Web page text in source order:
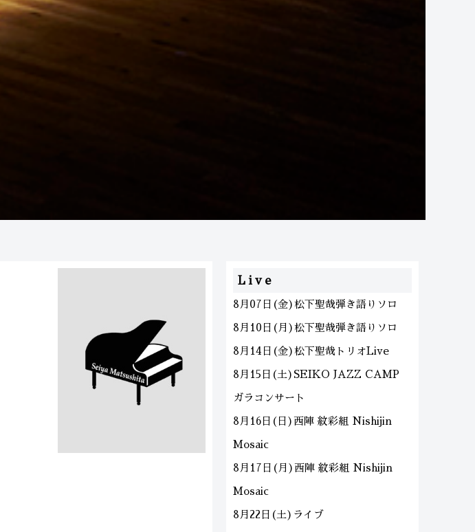
Live
8月07日(金)松下聖哉弾き語りソロ
8月10日(月)松下聖哉弾き語りソロ
8月14日(金)松下聖哉トリオLive
8月15日(土)SEIKO JAZZ CAMP
ガラコンサート
8月16日(日)西陣 紋彩組 Nishijin
Mosaic
8月17日(月)西陣 紋彩組 Nishijin
Mosaic
8月22日(土)ライブ